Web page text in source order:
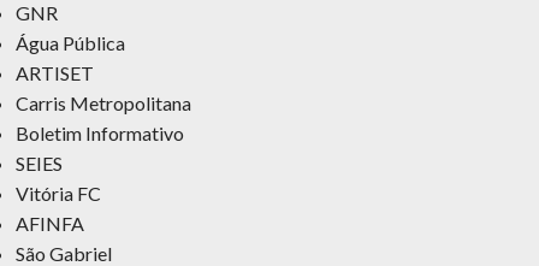
GNR
Água Pública
ARTISET
Carris Metropolitana
Boletim Informativo
SEIES
Vitória FC
AFINFA
São Gabriel